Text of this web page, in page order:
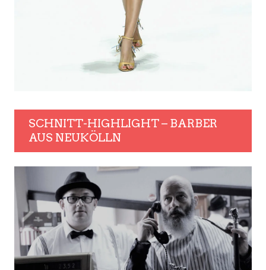
SCHNITT-HIGHLIGHT – BARBER
AUS NEUKÖLLN